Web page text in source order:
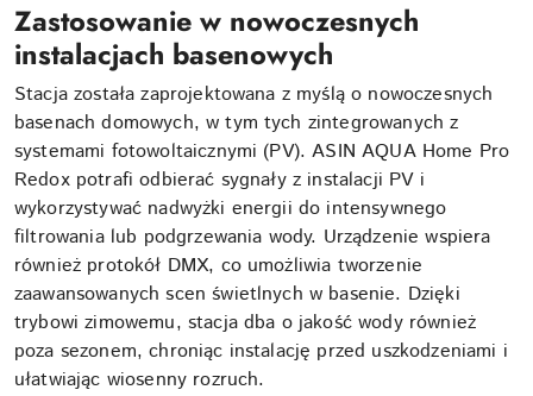
Zastosowanie w nowoczesnych
instalacjach basenowych
Stacja została zaprojektowana z myślą o nowoczesnych
basenach domowych, w tym tych zintegrowanych z
systemami fotowoltaicznymi (PV). ASIN AQUA Home Pro
Redox potrafi odbierać sygnały z instalacji PV i
wykorzystywać nadwyżki energii do intensywnego
filtrowania lub podgrzewania wody. Urządzenie wspiera
również protokół DMX, co umożliwia tworzenie
zaawansowanych scen świetlnych w basenie. Dzięki
trybowi zimowemu, stacja dba o jakość wody również
poza sezonem, chroniąc instalację przed uszkodzeniami i
ułatwiając wiosenny rozruch.